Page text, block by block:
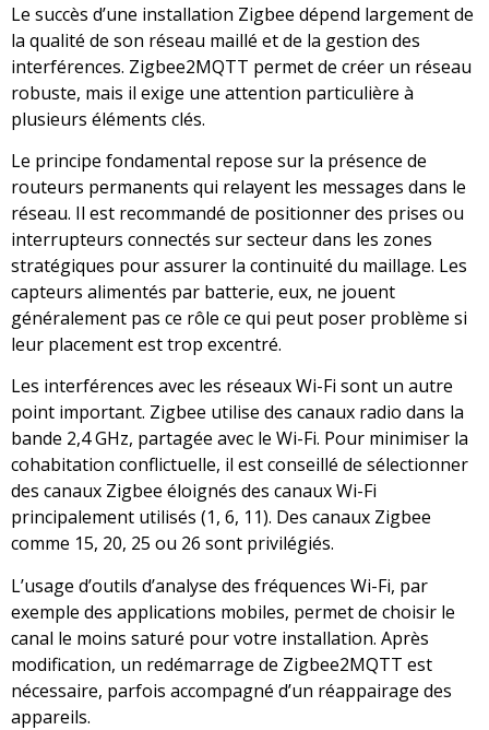
Le succès d’une installation Zigbee dépend largement de
la qualité de son réseau maillé et de la gestion des
interférences. Zigbee2MQTT permet de créer un réseau
robuste, mais il exige une attention particulière à
plusieurs éléments clés.
Le principe fondamental repose sur la présence de
routeurs permanents qui relayent les messages dans le
réseau. Il est recommandé de positionner des prises ou
interrupteurs connectés sur secteur dans les zones
stratégiques pour assurer la continuité du maillage. Les
capteurs alimentés par batterie, eux, ne jouent
généralement pas ce rôle ce qui peut poser problème si
leur placement est trop excentré.
Les interférences avec les réseaux Wi-Fi sont un autre
point important. Zigbee utilise des canaux radio dans la
bande 2,4 GHz, partagée avec le Wi-Fi. Pour minimiser la
cohabitation conflictuelle, il est conseillé de sélectionner
des canaux Zigbee éloignés des canaux Wi-Fi
principalement utilisés (1, 6, 11). Des canaux Zigbee
comme 15, 20, 25 ou 26 sont privilégiés.
L’usage d’outils d’analyse des fréquences Wi-Fi, par
exemple des applications mobiles, permet de choisir le
canal le moins saturé pour votre installation. Après
modification, un redémarrage de Zigbee2MQTT est
nécessaire, parfois accompagné d’un réappairage des
appareils.